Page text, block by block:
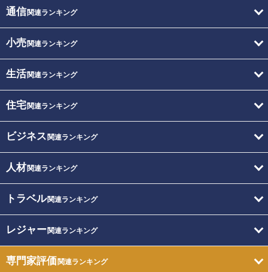
通信関連ランキング
小売関連ランキング
生活関連ランキング
住宅関連ランキング
ビジネス 関連ランキング
人材関連ランキング
トラベル関連ランキング
レジャー関連ランキング
専門家評価関連ランキング